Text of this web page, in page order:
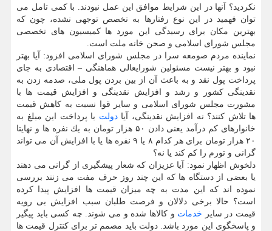
نكردید؟ آنها در این شرایط موافق این عمل نبودند. با كمی تامل می
توان فهمید در این نوع رفتارها به تخصص توجهی نشده، چون كه
بهترین مكان برای رسیدگی این مورد ها كمیسیون های تخصصی
مجلس شورای اسلامی و صحن خانه ملت است.
نماینده مردم صومعه سرا در مجلس شورای اسلامی افزود: آیا بهتر
نبود و بهتر نیست مسئولین شورایعالی هماهنگی – اقتصادی به جای
پرداخت پول نقد و به باعث آن از بین بردن پول ملی، صدمه زدن به
نقدینگی كشور و رشد و افزایش نقدینگی و افزایش قیمت ها با
مشورت مجلس شورای اسلامی و سایر قوا نسبت به كاهش قیمت
ها تلاش كنند؟ نه افزایش نقدینگی، آیادولت با پرداخت این مبلغ به
خانوارهای كم درآمد یعنی دادن ۵۰ هزار تومان به یك نفره ها و نهایتا
۲۰ هزار تومان برای هر كدام ۸ یا ۹ نفره ها یا با افزایش آن می تواند
گرانی و تورم را كم كند یا نه؟
دلخوش اظهار نمود: آیا عزیزان كه شعار پیشگیری از گرانی می دهند
یا بعضی از دستگاه ها كه این چند روز حرف مفت می زنند بررسی
نموده اند كه این مدت به چه میزان قیمت ها افزایش پیدا كرده
است؟ حالا برخی دلالان و فرصت طلبان سبب افزایش بی رویه
قیمت در سایر خدمات و كالاها شده و می شوند. چه كسی باید پیگیر
و پاسخگوی این مورد باشد. دولت باید مصمم تر برای كنترل قیمت ها